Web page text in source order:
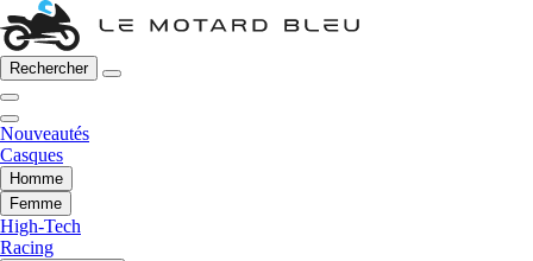
Rechercher
Nouveautés
Casques
Homme
Femme
High-Tech
Racing